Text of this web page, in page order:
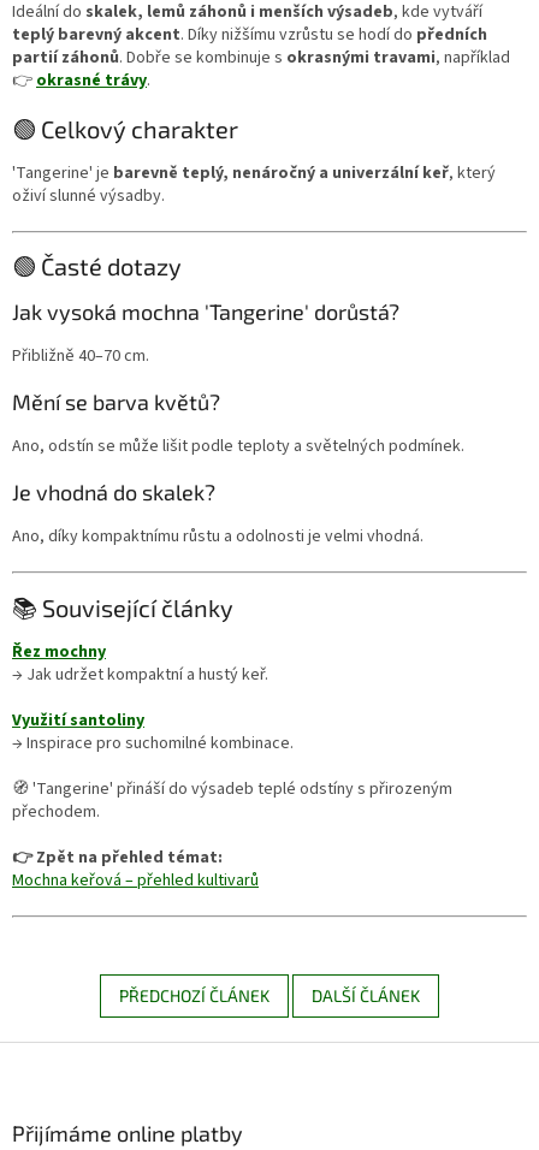
Ideální do skalek, lemů záhonů i menších výsadeb, kde vytváří
teplý barevný akcent. Díky nižšímu vzrůstu se hodí do předních
partií záhonů. Dobře se kombinuje s okrasnými travami, například
👉okrasné trávy.
🟢 Celkový charakter
'Tangerine' je barevně teplý, nenáročný a univerzální keř, který
oživí slunné výsadby.
🟢 Časté dotazy
Jak vysoká mochna 'Tangerine' dorůstá?
Přibližně 40–70 cm.
Mění se barva květů?
Ano, odstín se může lišit podle teploty a světelných podmínek.
Je vhodná do skalek?
Ano, díky kompaktnímu růstu a odolnosti je velmi vhodná.
📚 Související články
Řez mochny
→ Jak udržet kompaktní a hustý keř.
Využití santoliny
→ Inspirace pro suchomilné kombinace.
🧭 'Tangerine' přináší do výsadeb teplé odstíny s přirozeným
přechodem.
👉 Zpět na přehled témat:
Mochna keřová – přehled kultivarů
PŘEDCHOZÍ ČLÁNEK DALŠÍ ČLÁNEK
Přijímáme online platby